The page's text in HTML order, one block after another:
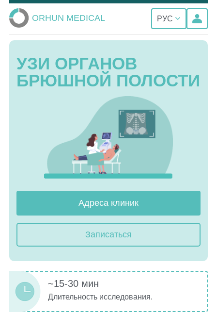
ORHUN MEDICAL РУС
УЗИ ОРГАНОВ
БРЮШНОЙ ПОЛОСТИ
Адреса клиник
Записаться
~15-30 мин
Длительность исследования.